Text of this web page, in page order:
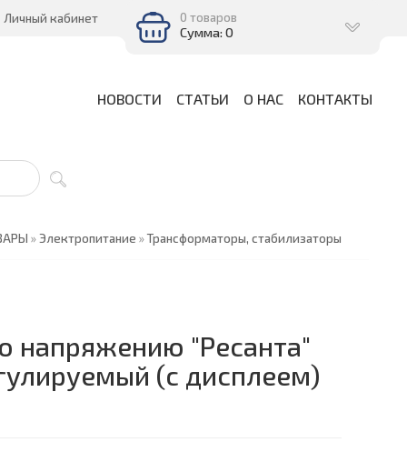
Личный кабинет 0 товаров
Сумма: 0
НОВОСТИ СТАТЬИ О НАС КОНТАКТЫ
»Электропитание »Трансформаторы, стабилизаторы
напряжению "Ресанта"
(с дисплеем)